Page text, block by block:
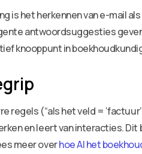
is het herkennen van e-mail
antwoordsuggesties
knooppunt in
(“als het veld =
en leert van interacties.
meer overhoe AI het